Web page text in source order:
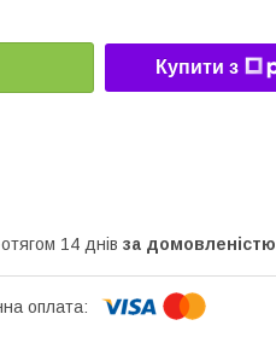
Купити з
14 днів за домовленістю